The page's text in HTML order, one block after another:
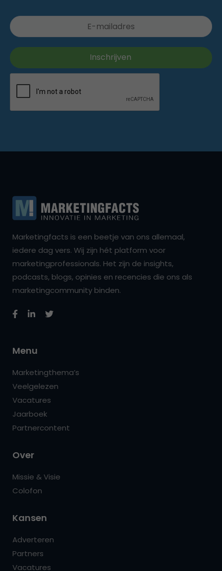
Marketingfacts is een beetje van ons allemaal,
iedere dag vers. Wij zijn hét platform voor
marketingprofessionals. Het zijn de insights,
podcasts, blogs, opinies en recencies die ons als
marketingcommunity binden.
Menu
Marketingthema’s
Veelgelezen
Vacatures
Jaarboek
Partnercontent
Over
Missie & Visie
Colofon
Kansen
Adverteren
Partners
Vacatures